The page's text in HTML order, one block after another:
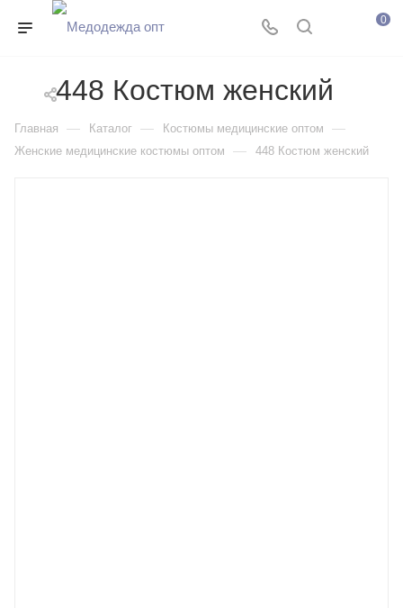
0
448 Костюм женский
Главная — Каталог — Костюмы медицинские оптом —
Женские медицинские костюмы оптом — 448 Костюм женский